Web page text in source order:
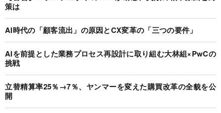
策は
AI時代の「顧客流出」の原因とCX変革の「三つの要件」
AIを前提とした業務プロセス再設計に取り組む大林組×PwCの
挑戦
立替精算率25％→7％、ヤンマーを変えた購買改革の全貌を公
開